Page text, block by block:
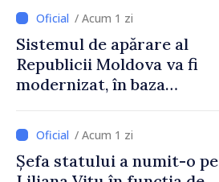
/ Acum 1 zi
Sistemul de apărare al
Republicii Moldova va fi
modernizat, în baza
implementare a Strategiei
Naționale de Apărare
/ Acum 1 zi
Șefa statului a numit-o pe